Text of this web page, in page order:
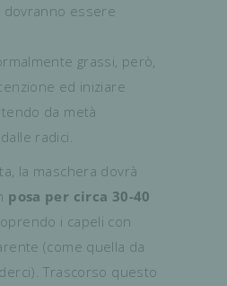
dovranno essere
grassi, però,
ed iniziare
da metà
radici.
la maschera dovrà
posa per circa 30-40
i capeli con
(come quella da
Trascorso questo